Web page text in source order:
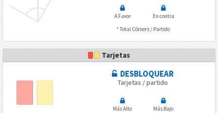
A Favor
En contra
* Total Córners / Partido
Tarjetas
DESBLOQUEAR
Tarjetas / partido
Más Alto
Más Bajo